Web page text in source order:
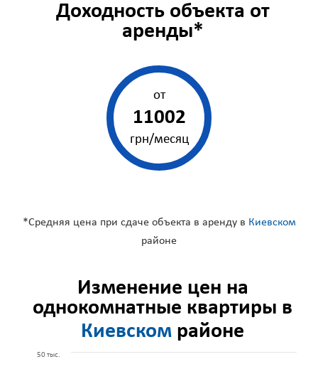
Доходность объекта от
аренды*
от
11002
грн/месяц
*Средняя цена при сдаче объекта в аренду в Киевском
районе
Изменение цен на
однокомнатные квартиры в
Киевском районе
50 тыс.